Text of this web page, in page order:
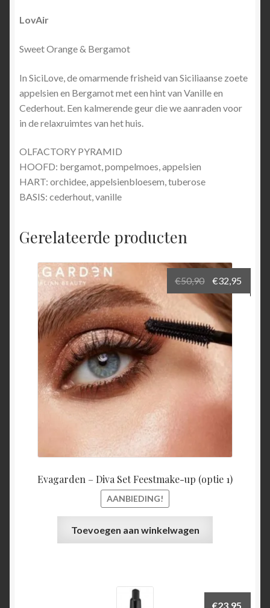
LovAir
Sweet Orange & Bergamot
In SiciLove, de omarmende frisheid van Siciliaanse zoete
appelsien en Bergamot met een hint van Vanille en
Cederhout. Een kalmerende geur die we aanraden voor
in de relaxruimtes van het huis.
OLFACTORY PYRAMID
HOOFD: bergamot, pompelmoes, appelsien
HART: orchidee, appelsienbloesem, tuberose
BASIS: cederhout, vanille
Gerelateerde producten
Evagarden – Diva Set Feestmake-up (optie 1)
AANBIEDING!
€50,90
prijs
was:
€50,90.
€32,95
prijs
Toevoegen aan winkelwagen
€23,95